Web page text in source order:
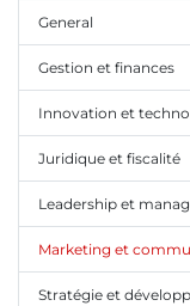
General
Gestion et finances
Innovation et
Juridique et fiscalité
Leadership et
Marketing et
Stratégie et